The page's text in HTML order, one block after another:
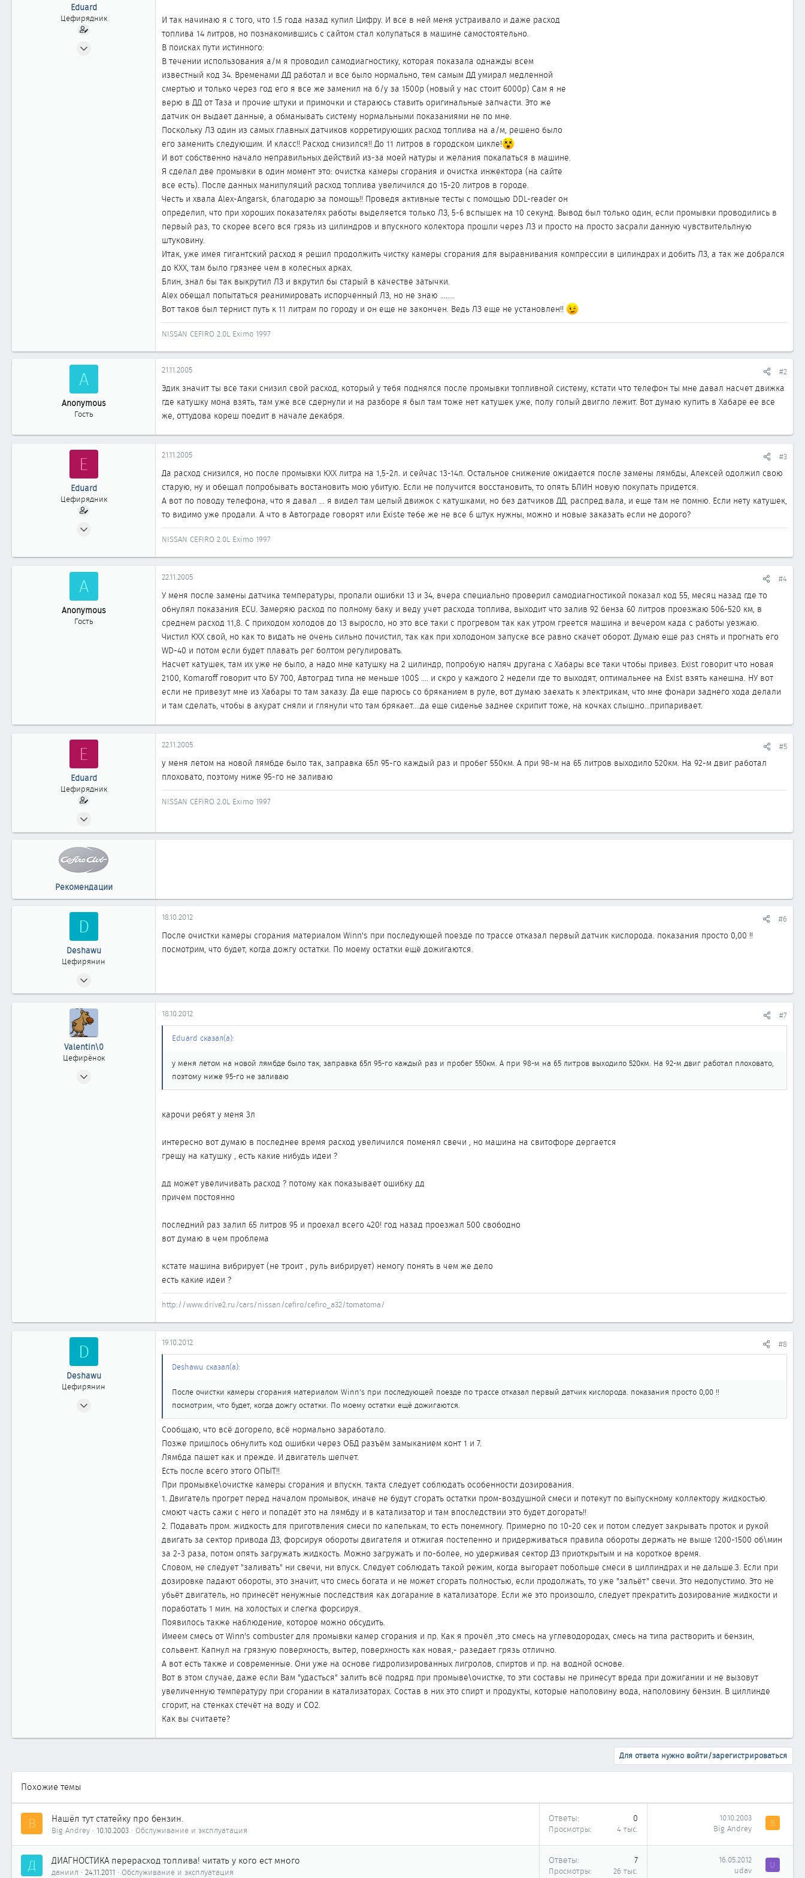
Eduard
Цефирядник
И так начинаю я с того, что 1.5 года назад купил Цифру. И все в ней меня устраивало и даже расход
топлива 14 литров, но познакомившись с сайтом стал колупаться в машине самостоятельно.
В поисках пути истинного:
В течении использования а/м я проводил самодиагностику, которая показала однажды всем
известный код 34. Временами ДД работал и все было нормально, тем самым ДД умирал медленной
смертью и только через год его я все же заменил на б/у за 1500р (новый у нас стоит 6000р) Сам я не
верю в ДД от Таза и прочие штуки и примочки и стараюсь ставить оригинальные запчасти. Это же
датчик он выдает данные, а обманывать систему нормальными показаниями не по мне.
Поскольку ЛЗ один из самых главных датчиков корретирующих расход топлива на а/м, решено было
его заменить следующим. И класс!! Расход снизился!! До 11 литров в городском цикле!
И вот собственно начало неправильных действий из-за моей натуры и желания покапаться в машине.
Я сделал две промывки в один момент это: очистка камеры сгорания и очистка инжектора (на сайте
все есть). После данных манипуляций расход топлива увеличился до 15-20 литров в городе.
Честь и хвала Alex-Angarsk, благодарю за помощь!! Проведя активные тесты с помощью DDL-reader он
определил, что при хороших показателях работы выделяется только ЛЗ, 5-6 вспышек на 10 секунд. Вывод был только один, если промывки проводились в
первый раз, то скорее всего вся грязь из цилиндров и впускного колектора прошли через ЛЗ и просто на просто засрали данную чувствительлную
штуковину.
Итак, уже имея гигантский расход я решил продолжить чистку камеры сгорания для выравнивания компрессии в цилиндрах и добить ЛЗ, а так же добрался
до КХХ, там было грязнее чем в колесных арках.
Блин, знал бы так выкрутил ЛЗ и вкрутил бы старый в качестве затычки.
Alex обещал попытаться реанимировать испорченный ЛЗ, но не знаю ........
Вот таков был тернист путь к 11 литрам по городу и он еще не закончен. Ведь ЛЗ еще не установлен!!
NISSAN CEFIRO 2.0L Eximo 1997
A
Anonymous
Гость
21.11.2005 #2
Эдик значит ты все таки снизил свой расход, который у тебя поднялся после промывки топливной систему, кстати что телефон ты мне давал насчет движка
где катушку мона взять, там уже все сдернули и на разборе я был там тоже нет катушек уже, полу голый двигло лежит. Вот думаю купить в Хабаре ее все
же, оттудова кореш поедит в начале декабря.
E
Eduard
Цефирядник
0
21.11.2005 #3
Да расход снизился, но после промывки КХХ литра на 1,5-2л. и сейчас 13-14л. Остальное снижение ожидается после замены лямбды, Алексей одолжил свою
старую, ну и обещал попробывать востановить мою убитую. Если не получится восстановить, то опять БЛИН новую покупать придется.
А вот по поводу телефона, что я давал ... я видел там целый движок с катушками, но без датчиков ДД, распред.вала, и еще там не помню. Если нету катушек,
то видимо уже продали. А что в Автограде говорят или Existe тебе же не все 6 штук нужны, можно и новые заказать если не дорого?
NISSAN CEFIRO 2.0L Eximo 1997
A
Anonymous
Гость
22.11.2005 #4
У меня после замены датчика температуры, пропали ошибки 13 и 34, вчера специально проверил самодиагностикой показал код 55, месяц назад где то
обнулял показания ECU. Замеряю расход по полному баку и веду учет расхода топлива, выходит что залив 92 бенза 60 литров проезжаю 506-520 км, в
среднем расход 11,8. С приходом холодов до 13 выросло, но это все таки с прогревом так как утром греется машина и вечером када с работы уезжаю.
Чистил КХХ свой, но как то видать не очень сильно почистил, так как при холодоном запуске все равно скачет оборот. Думаю еще раз снять и прогнать его
WD-40 и потом если будет плавать рег болтом регулировать.
Насчет катушек, там их уже не было, а надо мне катушку на 2 цилиндр, попробую напяч другана с Хабары все таки чтобы привез. Exist говорит что новая
2100, Komaroff говорит что БУ 700, Автоград типа не меньше 100$ .... и скро у каждого 2 недели где то выходят, оптимальнее на Exist взять канешна. НУ вот
если не привезут мне из Хабары то там заказу. Да еще парюсь со бряканием в руле, вот думаю заехать к электрикам, что мне фонари заднего хода делали
и там сделать, чтобы в акурат сняли и глянули что там брякает....да еще сиденье заднее скрипит тоже, на кочках слышно...припаривает.
E
Eduard
Цефирядник
72
22.11.2005 #5
у меня летом на новой лямбде было так, заправка 65л 95-го каждый раз и пробег 550км. А при 98-м на 65 литров выходило 520км. На 92-м двиг работал
плоховато, поэтому ниже 95-го не заливаю
NISSAN CEFIRO 2.0L Eximo 1997
Рекомендации
D
Deshawu
Цефирянин
301
18.10.2012 #6
После очистки камеры сгорания материалом Winn's при последующей поезде по трассе отказал первый датчик кислорода. показания просто 0,00 !!
посмотрим, что будет, когда дожгу остатки. По моему остатки ещё дожигаются.
Valentin\0
Цефирёнок
18.10.2012 #7
Eduard сказал(а):
у меня летом на новой лямбде было так, заправка 65л 95-го каждый раз и пробег 550км. А при 98-м на 65 литров выходило 520км. На 92-м двиг работал плоховато,
поэтому ниже 95-го не заливаю
карочи ребят у меня 3л
интересно вот думаю в последнее время расход увеличился поменял свечи , но машина на свитофоре дергается
грещу на катушку , есть какие нибудь идеи ?
дд может увеличивать расход ? потому как показывает ошибку дд
причем постоянно
последний раз залил 65 литров 95 и проехал всего 420! год назад проезжал 500 свободно
вот думаю в чем проблема
кстате машина вибрирует (не троит , руль вибрирует) немогу понять в чем же дело
есть какие идеи ?
http://www.drive2.ru/cars/nissan/cefiro/cefiro_a32/tomatoma/
D
Deshawu
Цефирянин
19.10.2012 #8
Deshawu сказал(а):
После очистки камеры сгорания материалом Winn's при последующей поезде по трассе отказал первый датчик кислорода. показания просто 0,00 !!
посмотрим, что будет, когда дожгу остатки. По моему остатки ещё дожигаются.
Сообщаю, что всё догорело, всё нормально заработало.
Позже пришлось обнулить код ошибки через ОБД разъём замыканием конт 1 и 7.
Лямбда пашет как и прежде. И двигатель шепчет.
Есть после всего этого ОПЫТ!!
При промывке\очистке камеры сгорания и впускн. такта следует соблюдать особенности дозирования.
1. Двигатель прогрет перед началом промывок, иначе не будут сгорать остатки пром-воздушной смеси и потекут по выпускному коллектору жидкостью.
смоют часть сажи с него и попадёт это на лямбду и в катализатор и там впоследствии это будет догорать!!
2. Подавать пром. жидкость для приготвления смеси по капелькам, то есть понемногу. Примерно по 10-20 сек и потом следует закрывать проток и рукой
двигать за сектор привода ДЗ, форсируя обороты двигателя и отжигая постепенно и придерживаться правила обороты держать не выше 1200-1500 об\мин
за 2-3 раза, потом опять загружать жидкость. Можно загружать и по-более, но удерживая сектор ДЗ приоткрытым и на короткое время.
Словом, не следует "заливать" ни свечи, ни впуск. Следует соблюдать такой режим, когда выгорает побольше смеси в циллиндрах и не дальше.3. Если при
дозировке падают обороты, это значит, что смесь богата и не может сгорать полностью, если продолжать, то уже "зальёт" свечи. Это недопустимо. Это не
убьёт двигатель, но принесёт ненужные последствия как догарание в катализаторе. Если же это произошло, следует прекратить дозирование жидкости и
поработать 1 мин. на холостых и слегка форсируя.
Появилось также наблюдение, которое можно обсудить.
Имеем смесь от Winn's combuster для промывки камер сгорания и пр. Как я прочёл ,это смесь на углеводородах, смесь на типа растворить и бензин,
сольвент. Капнул на грязную поверхность, вытер, поверхность как новая,- разедает грязь отлично.
А вот есть также и современные. Они уже на основе гидролизированных лигролов, спиртов и пр. на водной основе.
Вот в этом случае, даже если Вам "удасться" залить всё подряд при промыве\очистке, то эти составы не принесут вреда при дожигании и не вызовут
увеличенную температуру при сгорании в катализаторах. Состав в них это спирт и продукты, которые наполовину вода, наполовину бензин. В циллинде
сгорит, на стенках стечёт на воду и СО2.
Как вы считаете?
Для ответа нужно войти/зарегистрироваться
Похожие темы
B Нашёл тут статейку про бензин.
Big Andrey 10.10.2003 Обслуживание и эксплуатация
Ответы 0
Просмотры 4 тыс.
10.10.2003
Big Andrey
B
Д ДИАГНОСТИКА перерасход топлива! читать у кого ест много
даниил 24.11.2011 Обслуживание и эксплуатация
Ответы 7
Просмотры 26 тыс.
16.05.2012
udav
U